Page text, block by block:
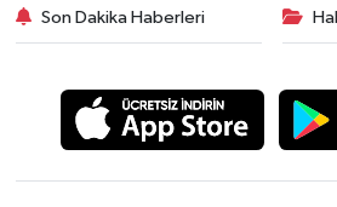
Son Dakika Haberleri